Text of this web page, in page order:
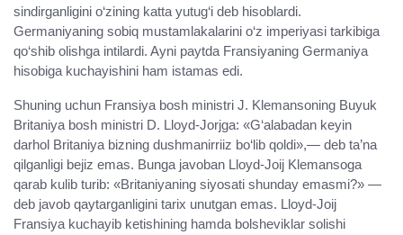
sindirganligini o‘zining katta yutug‘i deb hisoblardi.
Germaniyaning sobiq mustamlakalarini o‘z imperiyasi tarkibiga
qo‘shib olishga intilardi. Ayni paytda Fransiyaning Germaniya
hisobiga kuchayishini ham istamas edi.
Shuning uchun Fransiya bosh ministri J. Klemansoning Buyuk
Britaniya bosh ministri D. Lloyd-Jorjga: «G‘alabadan keyin
darhol Britaniya bizning dushmanirriiz bo‘lib qoldi»,— deb ta’na
qilganligi bejiz emas. Bunga javoban Lloyd-Joij Klemansoga
qarab kulib turib: «Britaniyaning siyosati shunday emasmi?» —
deb javob qaytarganligini tarix unutgan emas. Lloyd-Joij
Fransiya kuchayib ketishining hamda bolsheviklar solishi